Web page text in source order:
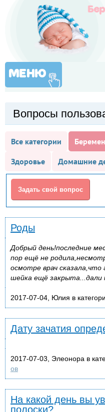
МЕНЮ
Вопросы
Все категории
Здоровье
Домашние
Задать свой вопрос
Роды
Добрый день!последние
пор ещё не
осмотре врач сказала,что
шейка ещё закрыта...дали
2017-07-04, Юлия в
Дату зачатия
2017-07-03, Элеонора в
ов
На какой день вы
полоски?